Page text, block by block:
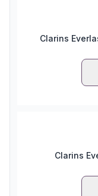
Clarins
Clarins